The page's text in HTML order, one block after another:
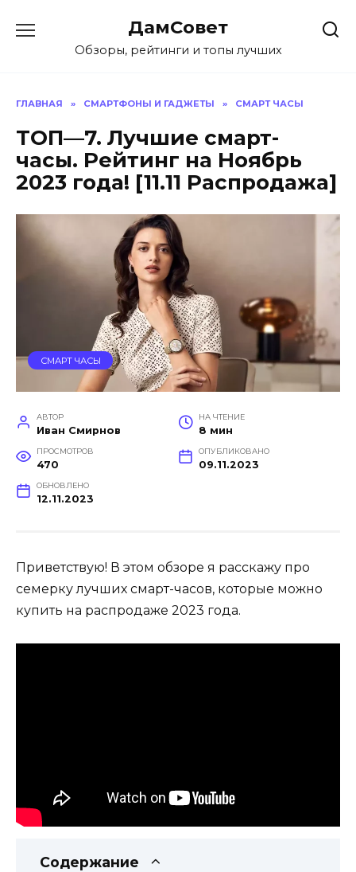
содержанию
ДамСовет
Обзоры, рейтинги и топы лучших
ГЛАВНАЯ » СМАРТФОНЫ И ГАДЖЕТЫ » СМАРТ ЧАСЫ
ТОП—7. Лучшие смарт-
часы. Рейтинг на Ноябрь
2023 года! [11.11 Распродажа]
СМАРТ ЧАСЫ
АВТОР
Иван Смирнов
НА ЧТЕНИЕ
8 мин
ПРОСМОТРОВ
470
ОПУБЛИКОВАНО
09.11.2023
ОБНОВЛЕНО
12.11.2023
Приветствую! В этом обзоре я расскажу про
семерку лучших смарт-часов, которые можно
купить на распродаже 2023 года.
Содержание